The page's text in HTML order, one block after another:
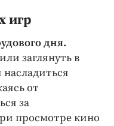
игр
дня.
заглянуть в
от
за
просмотре кино